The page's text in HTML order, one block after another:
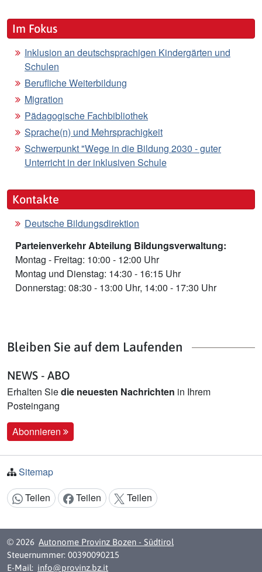
Im Fokus
Inklusion an deutschsprachigen Kindergärten und
Schulen
Berufliche Weiterbildung
Migration
Pädagogische Fachbibliothek
Sprache(n) und Mehrsprachigkeit
Schwerpunkt "Wege in die Bildung 2030 - guter
Unterricht in der inklusiven Schule
Kontakte
Deutsche Bildungsdirektion
Parteienverkehr Abteilung Bildungsverwaltung:
Montag - Freitag: 10:00 - 12:00 Uhr
Montag und Dienstag: 14:30 - 16:15 Uhr
Donnerstag: 08:30 - 13:00 Uhr, 14:00 - 17:30 Uhr
Bleiben Sie auf dem Laufenden
NEWS - ABO
Erhalten Siedie neuesten Nachrichten in Ihrem
Posteingang
Abonnieren
Sitemap
Inhalt teilen:
Teilen Teilen Teilen
© 2026 Autonome Provinz Bozen - Südtirol
Steuernummer: 00390090215
E-Mail: info@provinz.bz.it